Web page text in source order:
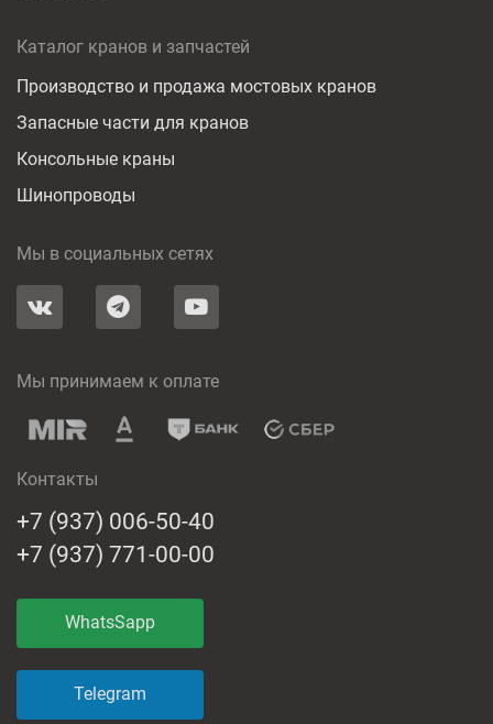
Каталог кранов и запчастей
Производство и продажа мостовых кранов
Запасные части для кранов
Консольные краны
Шинопроводы
Мы в социальных сетях
Мы принимаем к оплате
Контакты
+7 (937) 006-50-40
+7 (937) 771-00-00
WhatsSapp
Telegram